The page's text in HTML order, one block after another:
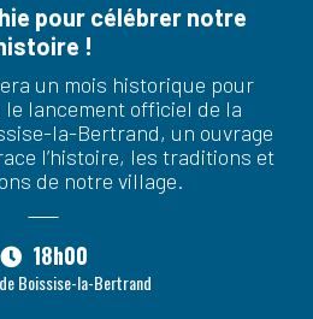
pour célébrer notre
!
un mois historique pour
le lancement officiel de la
la-Bertrand, un ouvrage
l’histoire, les traditions et
de notre village.
18h00
Boissise-la-Bertrand